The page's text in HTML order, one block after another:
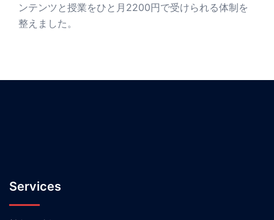
ンテンツと授業をひと月2200円で受けられる体制を
整えました。
Services